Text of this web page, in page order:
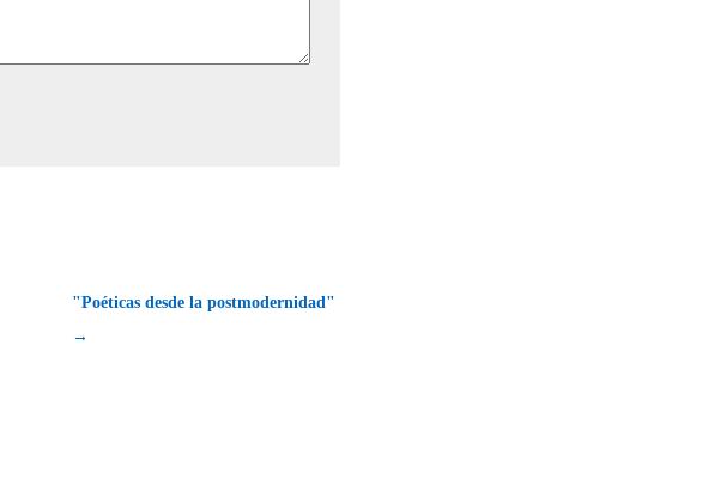
"Poéticas desde la postmodernidad"
→